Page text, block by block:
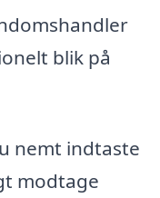
blik på
nemt indtaste
modtage